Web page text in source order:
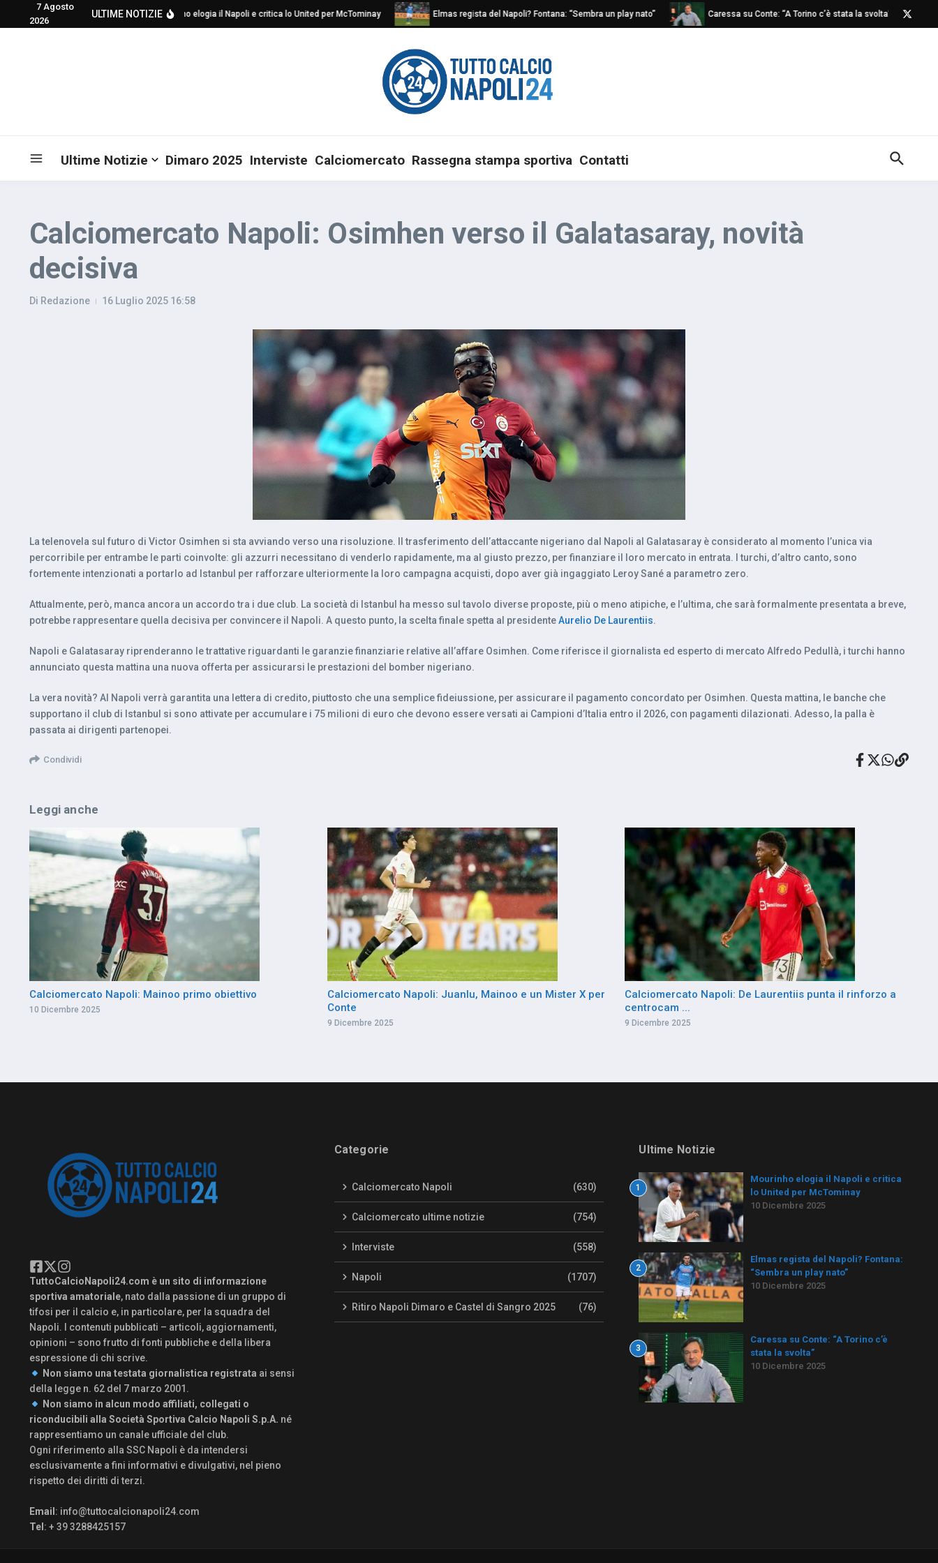
Salta al contenuto
7 Agosto
2026
ULTIME NOTIZIEMourinho elogia il Napoli e critica lo United per McTominay Elmas regista del Napoli? Fontana: “Sembra un play nato” Caressa su Conte: “A Torino c’è stata la svolta”
Ultime Notizie Dimaro 2025 Interviste Calciomercato Rassegna stampa sportiva Contatti
Calciomercato Napoli: Osimhen verso il Galatasaray, novità
decisiva
Di Redazione 16 Luglio 2025 16:58
La telenovela sul futuro di Victor Osimhen si sta avviando verso una risoluzione. Il trasferimento dell’attaccante nigeriano dal Napoli al Galatasaray è considerato al momento l’unica via
percorribile per entrambe le parti coinvolte: gli azzurri necessitano di venderlo rapidamente, ma al giusto prezzo, per finanziare il loro mercato in entrata. I turchi, d’altro canto, sono
fortemente intenzionati a portarlo ad Istanbul per rafforzare ulteriormente la loro campagna acquisti, dopo aver già ingaggiato Leroy Sané a parametro zero.
Attualmente, però, manca ancora un accordo tra i due club. La società di Istanbul ha messo sul tavolo diverse proposte, più o meno atipiche, e l’ultima, che sarà formalmente presentata a breve,
potrebbe rappresentare quella decisiva per convincere il Napoli. A questo punto, la scelta finale spetta al presidenteAurelio De Laurentiis.
Napoli e Galatasaray riprenderanno le trattative riguardanti le garanzie finanziarie relative all’affare Osimhen. Come riferisce il giornalista ed esperto di mercato Alfredo Pedullà, i turchi hanno
annunciato questa mattina una nuova offerta per assicurarsi le prestazioni del bomber nigeriano.
La vera novità? Al Napoli verrà garantita una lettera di credito, piuttosto che una semplice fideiussione, per assicurare il pagamento concordato per Osimhen. Questa mattina, le banche che
supportano il club di Istanbul si sono attivate per accumulare i 75 milioni di euro che devono essere versati ai Campioni d’Italia entro il 2026, con pagamenti dilazionati. Adesso, la palla è
passata ai dirigenti partenopei.
Condividi
Leggi anche
Calciomercato Napoli: Mainoo primo obiettivo
10 Dicembre 2025
Calciomercato Napoli: Juanlu, Mainoo e un Mister X per
Conte
9 Dicembre 2025
Calciomercato Napoli: De Laurentiis punta il rinforzo a
centrocam ...
9 Dicembre 2025
TuttoCalcioNapoli24.com è un sito di informazione
sportiva amatoriale, nato dalla passione di un gruppo di
tifosi per il calcio e, in particolare, per la squadra del
Napoli. I contenuti pubblicati – articoli, aggiornamenti,
opinioni – sono frutto di fonti pubbliche e della libera
espressione di chi scrive.
Non siamo una testata giornalistica registrata ai sensi
della legge n. 62 del 7 marzo 2001.
Non siamo in alcun modo affiliati, collegati o
riconducibili alla Società Sportiva Calcio Napoli S.p.A. né
rappresentiamo un canale ufficiale del club.
Ogni riferimento alla SSC Napoli è da intendersi
esclusivamente a fini informativi e divulgativi, nel pieno
rispetto dei diritti di terzi.
Email : info@tuttocalcionapoli24.com
Tel : + 39 3288425157
Categorie
Calciomercato Napoli (630)
Calciomercato ultime notizie (754)
Interviste (558)
Napoli (1707)
Ritiro Napoli Dimaro e Castel di Sangro 2025 (76)
Ultime Notizie
1
Mourinho elogia il Napoli e critica
lo United per McTominay
10 Dicembre 2025
2
Elmas regista del Napoli? Fontana:
“Sembra un play nato”
10 Dicembre 2025
3
Caressa su Conte: “A Torino c’è
stata la svolta”
10 Dicembre 2025